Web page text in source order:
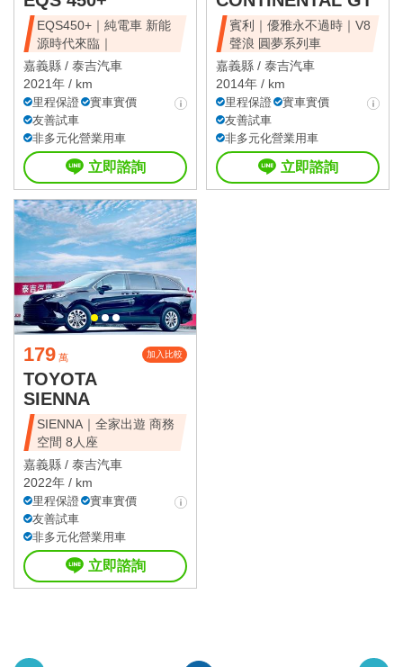
EQS450+｜純電車 新能
源時代來臨｜
嘉義縣 / 泰吉汽車
2021年 / km
里程保證
實車實價
友善試車
非多元化營業用車
立即諮詢
賓利｜優雅永不過時｜V8
聲浪 圓夢系列車
嘉義縣 / 泰吉汽車
2014年 / km
里程保證
實車實價
友善試車
非多元化營業用車
立即諮詢
179 萬 加入比較
TOYOTA
SIENNA
SIENNA｜全家出遊 商務
空間 8人座
嘉義縣 / 泰吉汽車
2022年 / km
里程保證
實車實價
友善試車
非多元化營業用車
立即諮詢